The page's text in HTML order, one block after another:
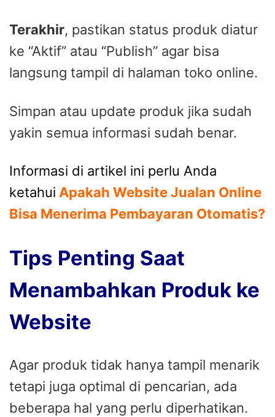
Terakhir, pastikan status produk diatur
ke “Aktif” atau “Publish” agar bisa
langsung tampil di halaman toko online.
Simpan atau update produk jika sudah
yakin semua informasi sudah benar.
Informasi di artikel ini perlu Anda
ketahui Apakah Website Jualan Online
Bisa Menerima Pembayaran Otomatis?
Tips Penting Saat
Menambahkan Produk ke
Website
Agar produk tidak hanya tampil menarik
tetapi juga optimal di pencarian, ada
beberapa hal yang perlu diperhatikan.